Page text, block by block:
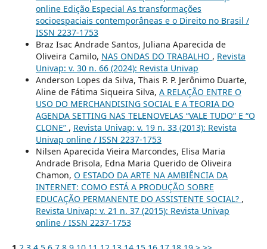
online Edição Especial As transformações
socioespaciais contemporâneas e o Direito no Brasil /
ISSN 2237-1753
Braz Isac Andrade Santos, Juliana Aparecida de
Oliveira Camilo, NAS ONDAS DO TRABALHO , Revista
Univap: v. 30 n. 66 (2024): Revista Univap
Anderson Lopes da Silva, Thais P. P. Jerônimo Duarte,
Aline de Fátima Siqueira Silva, A RELAÇÃO ENTRE O
USO DO MERCHANDISING SOCIAL E A TEORIA DO
AGENDA SETTING NAS TELENOVELAS “VALE TUDO” E “O
CLONE” , Revista Univap: v. 19 n. 33 (2013): Revista
Univap online / ISSN 2237-1753
Nilsen Aparecida Vieira Marcondes, Elisa Maria
Andrade Brisola, Edna Maria Querido de Oliveira
Chamon, O ESTADO DA ARTE NA AMBIÊNCIA DA
INTERNET: COMO ESTÁ A PRODUÇÃO SOBRE
EDUCAÇÃO PERMANENTE DO ASSISTENTE SOCIAL? ,
Revista Univap: v. 21 n. 37 (2015): Revista Univap
online / ISSN 2237-1753